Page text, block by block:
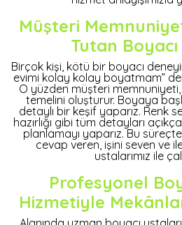
Müşteri
Tutan
Birçok kişi, kötü bir boyacı
evimi kolay kolay boyatmam”
O yüzden müşteri
temelini oluşturur. Boyaya
detaylı bir keşif yaparız. Renk
hazırlığı gibi tüm detayları
planlamayı yaparız. Bu
cevap veren, işini seven ve
ustalarımız ile
Profesyonel
Hizmetiyle